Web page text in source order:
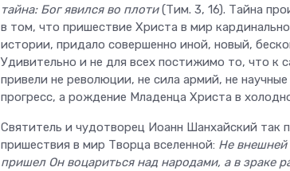
тайна: Бог явился во плоти(Тим. 3, 16). Тайна
в том, что пришествие Христа в мир
истории, придало совершенно иной, новый,
Удивительно и не для всех постижимо то, что к
привели не революции, не сила армий, не
прогресс, а рождение Младенца Христа в
Святитель и чудотворец Иоанн Шанхайский так
пришествия в мир Творца вселенной: Не внешней
пришел Он воцариться над народами, а в зраке